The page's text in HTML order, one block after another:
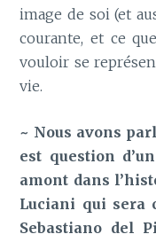
image de soi (et
courante, et ce
vouloir se
vie.
~ Nous avons
est question
amont dans
Luciani qui sera
Sebastiano del